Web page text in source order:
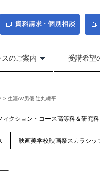
スのご案内 受講希望
> 生涯AV男優 辻丸耕平
ィクション・コース高等科＆研究科
映画美学校映画祭スカラシッ